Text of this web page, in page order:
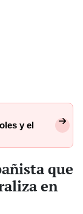
y el
que
en